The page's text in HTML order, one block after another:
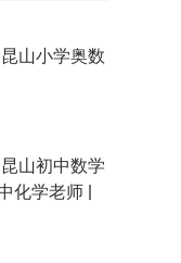
山小学奥数
山初中数学
化学老师 |